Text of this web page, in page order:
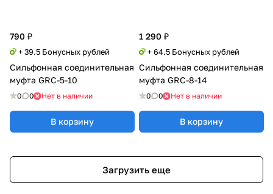
790 ₽
+ 39.5 Бонусных рублей
Сильфонная соединительная
муфта GRC-5-10
0 0 Нет в наличии
В корзину
1 290 ₽
+ 64.5 Бонусных рублей
Сильфонная соединительная
муфта GRC-8-14
0 0 Нет в наличии
В корзину
Загрузить еще